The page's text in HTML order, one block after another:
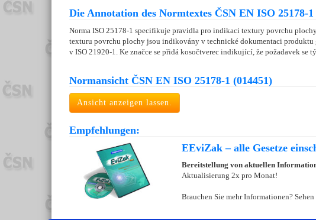
Die Annotation des Normtextes ČSN EN ISO 25178-1
Norma ISO 25178-1 specifikuje pravidla pro indikaci textury povrchu
texturu povrchu plochy jsou indikovány v technické dokumentaci
v ISO 21920-1. Ke značce se přidá kosočtverec indikující, že požadavek se
Normansicht ČSN EN ISO 25178-1 (014451)
Ansicht anzeigen lassen.
Empfehlungen:
EEviZak – alle Gesetze
Bereitstellung von aktuellen
Aktualisierung 2x pro Monat!
Brauchen Sie mehr Informationen? Sehen